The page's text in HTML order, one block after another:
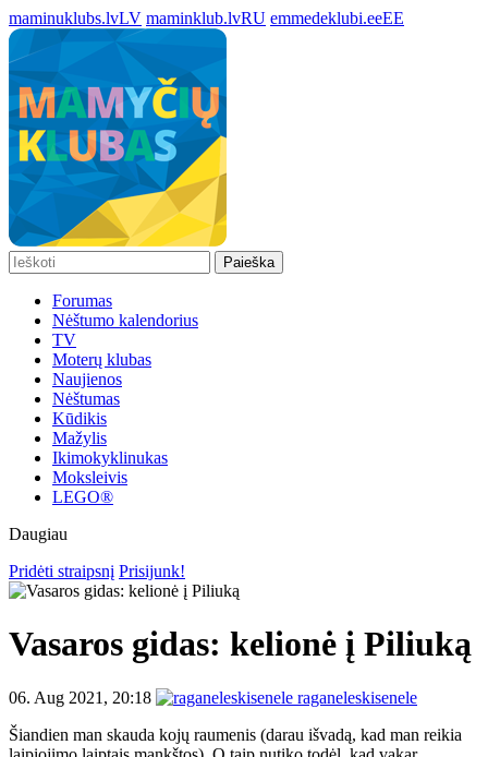
maminuklubs.lvLV maminklub.lvRU emmedeklubi.eeEE
Paieška
Forumas
Nėštumo kalendorius
TV
Moterų klubas
Naujienos
Nėštumas
Kūdikis
Mažylis
Ikimokyklinukas
Moksleivis
LEGO®
Daugiau
Pridėti straipsnį Prisijunk!
Vasaros gidas: kelionė į Piliuką
06. Aug 2021, 20:18
raganeleskisenele
Šiandien man skauda kojų raumenis (darau išvadą, kad man reikia